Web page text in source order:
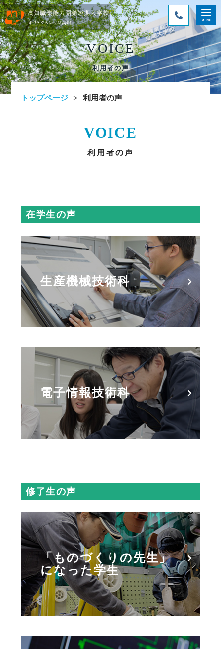
VOICE
利用者の声
トップページ 利用者の声
VOICE
利用者の声
在学生の声
生産機械技術科
電子情報技術科
修了生の声
「ものづくりの先生」
になった学生